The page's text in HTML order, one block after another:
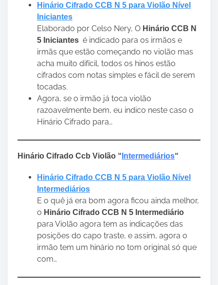
Hinário Cifrado CCB N 5 para Violão Nível
Iniciantes
Elaborado por Celso Nery, O Hinário CCB N
5 Iniciantes é indicado para os irmãos e
irmãs que estão começando no violão mas
acha muito difícil, todos os hinos estão
cifrados com notas simples e fácil de serem
tocadas.
Agora, se o irmão já toca violão
razoavelmente bem, eu indico neste caso o
Hinário Cifrado para…
Hinário Cifrado Ccb Violão “ Intermediários“
Hinário Cifrado CCB N 5 para Violão Nível
Intermediários
E o quê já era bom agora ficou ainda melhor,
o Hinário Cifrado CCB N 5 Intermediário
para Violão agora tem as indicações das
posições do capo traste, e assim, agora o
irmão tem um hinário no tom original só que
com…